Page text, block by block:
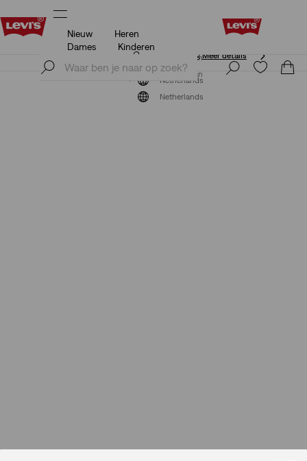
Unidays: Studenten krijgen 20% korting
Meld je nu aan
Netherlands
Nieuw
Heren
Dames
Kinderen
Unidays: Studenten krijgen 20% kortingMeer details
Meld je nu aan
Netherlands